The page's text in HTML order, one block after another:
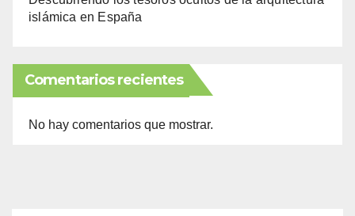
islámica en España
Comentarios recientes
No hay comentarios que mostrar.